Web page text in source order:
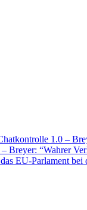
1.0 –
Breyer: “Wahrer
EU-Parlament